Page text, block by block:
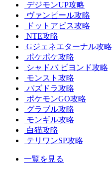
デジモンUP攻略
ヴァンピール攻略
ドットアビス攻略
NTE攻略
Gジェネエターナル攻略
ポケポケ攻略
シャドバ ビヨンド攻略
モンスト攻略
パズドラ攻略
ポケモンGO攻略
グラブル攻略
モンギル攻略
白猫攻略
テリワンSP攻略
一覧を見る